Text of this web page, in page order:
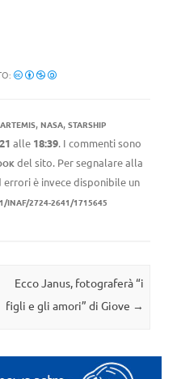
ARTEMIS, NASA, STARSHIP
alle 18:39. I commenti sono
del sito. Per segnalare alla
è invece disponibile un
INAF/2724-2641/1715645
Ecco Janus, fotograferà “i
figli e gli amori” di Giove →